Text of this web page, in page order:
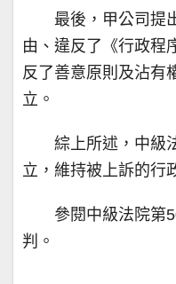
最後，甲公司提
由、違反了《行政程
反了善意原則及沾有
立。
綜上所述，中級
立，維持被上訴的行
參閱中級法院第
判。